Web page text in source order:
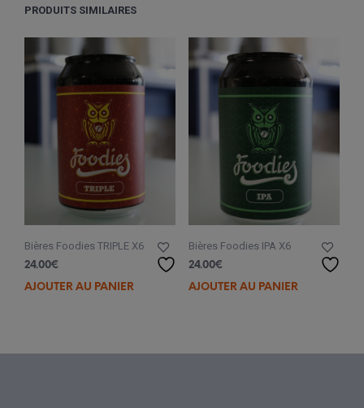
PRODUITS SIMILAIRES
Bières Foodies TRIPLE X6
24.00€
AJOUTER AU PANIER
Bières Foodies IPA X6
24.00€
AJOUTER AU PANIER